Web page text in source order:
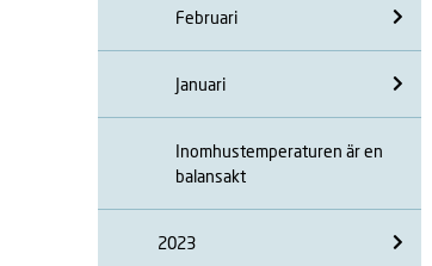
Februari
Januari
Inomhustemperaturen är en
balansakt
2023